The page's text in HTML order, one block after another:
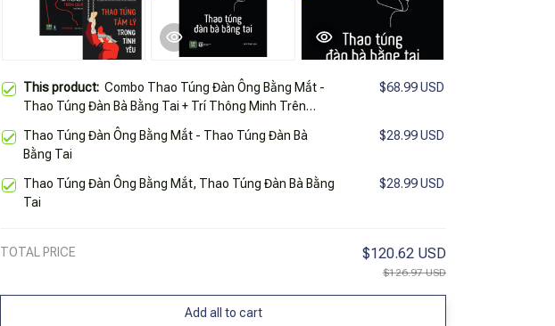
This product: Combo Thao Túng Đàn Ông Bằng Mắt -
Thao Túng Đàn Bà Bằng Tai + Trí Thông Minh Trên
Giường + Thao Túng Tâm Lý Trong Tình Yêu (Bộ 3 Cuốn)
_1980
$68.99 USD
Thao Túng Đàn Ông Bằng Mắt - Thao Túng Đàn Bà
Bằng Tai
$28.99 USD
Thao Túng Đàn Ông Bằng Mắt, Thao Túng Đàn Bà Bằng
Tai
$28.99 USD
TOTAL PRICE $120.62 USD
$126.97 USD
Add all to cart